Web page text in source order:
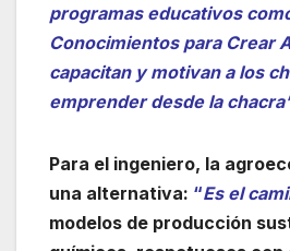
programas educativos
Conocimientos para Crear
capacitan y motivan a los
emprender desde la
Para el ingeniero, la
una alternativa: “Es el
modelos de producción